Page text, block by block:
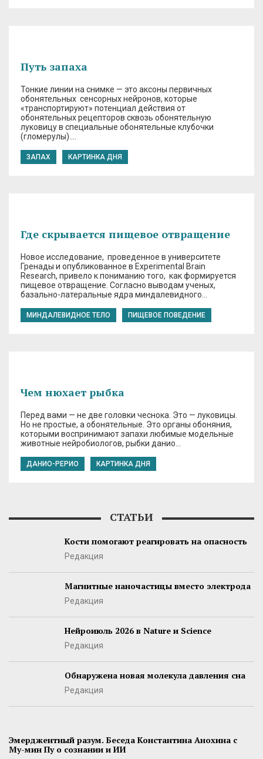
Путь запаха
Тонкие линии на снимке — это аксоны первичных
обонятельных сенсорных нейронов, которые
«транспортируют» потенциал действия от
обонятельных рецепторов сквозь обонятельную
луковицу в специальные обонятельные клубочки
(гломерулы)….
ЗАПАХ КАРТИНКА ДНЯ
Где скрывается пищевое отвращение
Новое исследование, проведенное в университете
Гренады и опубликованное в Experimental Brain
Research, привело к пониманию того, как формируется
пищевое отвращение. Согласно выводам ученых,
базально-латеральные ядра миндалевидного…
МИНДАЛЕВИДНОЕ ТЕЛО ПИЩЕВОЕ ПОВЕДЕНИЕ
Чем нюхает рыбка
Перед вами — не две головки чеснока. Это — луковицы.
Но не простые, а обонятельные. Это органы обоняния,
которыми воспринимают запахи любимые модельные
животные нейробиологов, рыбки данио…
ДАНИО-РЕРИО КАРТИНКА ДНЯ
СТАТЬИ
Кости помогают реагировать на опасность
Редакция
Магнитные наночастицы вместо электрода
Редакция
Нейроиюль 2026 в Nature и Science
Редакция
Обнаружена новая молекула давления сна
Редакция
Эмерджентный разум. Беседа Константина Анохина с
Му-мин Пу о сознании и ИИ